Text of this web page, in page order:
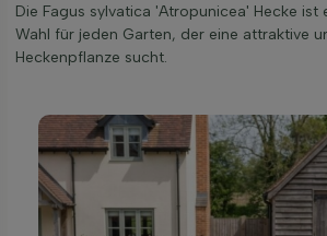
Die Fagus sylvatica 'Atropunicea' Hecke ist
Wahl für jeden Garten, der eine attraktive
Heckenpflanze sucht.